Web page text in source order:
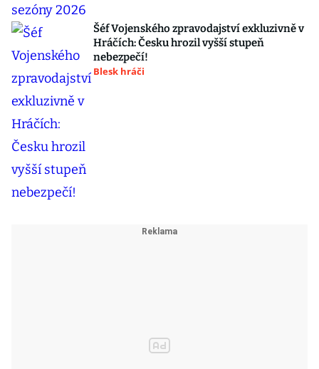
Šéf Vojenského zpravodajství exkluzivně v
Hráčích: Česku hrozil vyšší stupeň
nebezpečí!
Blesk hráči